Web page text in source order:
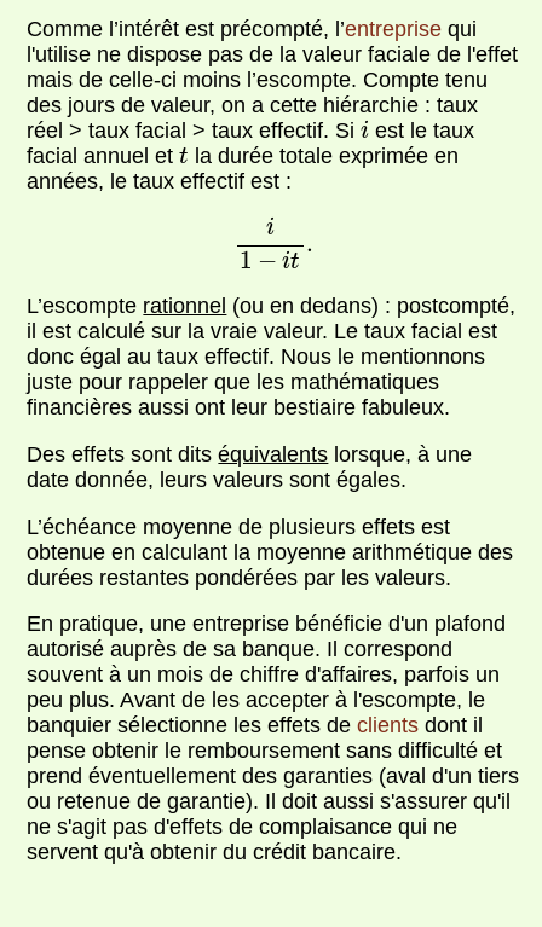
Comme l’intérêt est précompté, l’entreprise qui
l'utilise ne dispose pas de la valeur faciale de l'effet
mais de celle-ci moins l’escompte. Compte tenu
des jours de valeur, on a cette hiérarchie : taux
réel > taux facial > taux effectif. Sii
i est le taux
facial annuel ett
t la durée totale exprimée en
années, le taux effectif est :
i
1 − it
.
−
L’escompte rationnel (ou en dedans) : postcompté,
il est calculé sur la vraie valeur. Le taux facial est
donc égal au taux effectif. Nous le mentionnons
juste pour rappeler que les mathématiques
financières aussi ont leur bestiaire fabuleux.
Des effets sont ditséquivalents lorsque, à une
date donnée, leurs valeurs sont égales.
L’échéance moyenne de plusieurs effets est
obtenue en calculant la moyenne arithmétique des
durées restantes pondérées par les valeurs.
En pratique, une entreprise bénéficie d'un plafond
autorisé auprès de sa banque. Il correspond
souvent à un mois de chiffre d'affaires, parfois un
peu plus. Avant de les accepter à l'escompte, le
banquier sélectionne les effets declients dont il
pense obtenir le remboursement sans difficulté et
prend éventuellement des garanties (aval d'un tiers
ou retenue de garantie). Il doit aussi s'assurer qu'il
ne s'agit pas d'effets de complaisance qui ne
servent qu'à obtenir du crédit bancaire.